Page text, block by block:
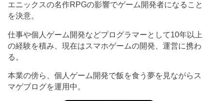
エニックスの名作RPGの影響でゲーム開発者になること
を決意。
仕事や個人ゲーム開発などプログラマーとして10年以上
の経験を積み、現在はスマホゲームの開発、運営に携わ
る。
本業の傍ら、個人ゲーム開発で飯を食う夢を見ながらス
マゲブログを運用中。